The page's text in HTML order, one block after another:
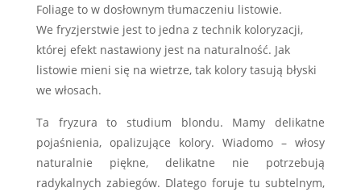
Foliage to w dosłownym tłumaczeniu listowie.
We fryzjerstwie jest to jedna z technik koloryzacji,
której efekt nastawiony jest na naturalność. Jak
listowie mieni się na wietrze, tak kolory tasują błyski
we włosach.
Ta fryzura to studium blondu. Mamy delikatne
pojaśnienia, opalizujące kolory. Wiadomo – włosy
naturalnie piękne, delikatne nie potrzebują
radykalnych zabiegów. Dlatego foruje tu subtelnym,